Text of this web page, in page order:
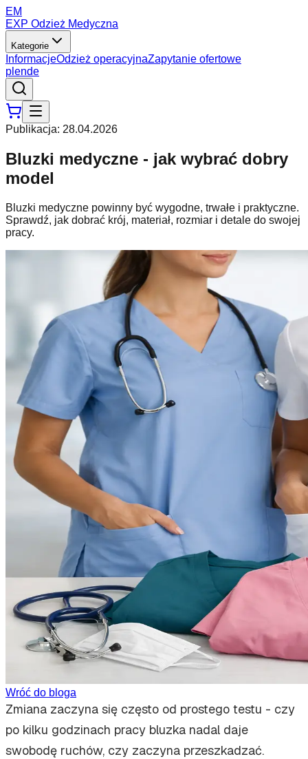
EM
EXP Odzież Medyczna
Kategorie
InformacjeOdzież operacyjnaZapytanie ofertowe
pl ende
Publikacja: 28.04.2026
Bluzki medyczne - jak wybrać dobry
model
Bluzki medyczne powinny być wygodne, trwałe i praktyczne.
Sprawdź, jak dobrać krój, materiał, rozmiar i detale do swojej
pracy.
Wróć do bloga
Zmiana zaczyna się często od prostego testu - czy
po kilku godzinach pracy bluzka nadal daje
swobodę ruchów, czy zaczyna przeszkadzać.